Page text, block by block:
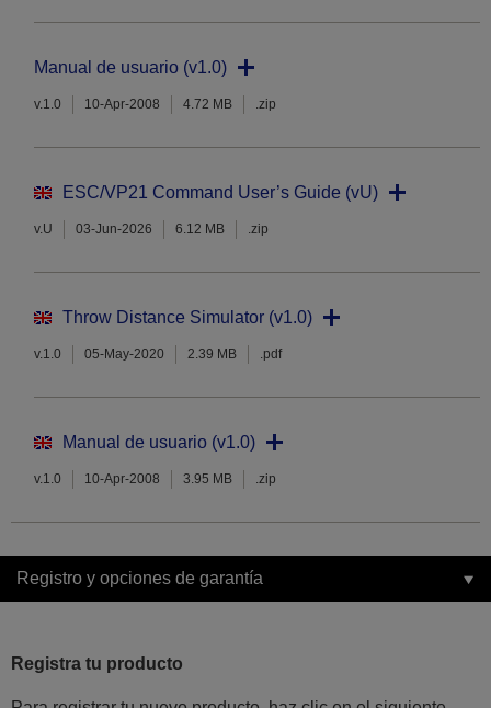
Manual de usuario (v1.0)
v.1.0 10-Apr-2008 4.72 MB .zip
ESC/VP21 Command User’s Guide (vU)
v.U 03-Jun-2026 6.12 MB .zip
Throw Distance Simulator (v1.0)
v.1.0 05-May-2020 2.39 MB .pdf
Manual de usuario (v1.0)
v.1.0 10-Apr-2008 3.95 MB .zip
Registro y opciones de garantía
Registra tu producto